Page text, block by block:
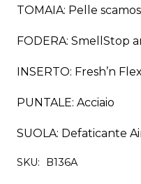
TOMAIA: Pelle
FODERA: SmellStop
INSERTO: Fresh’n Flex
PUNTALE: Acciaio
SUOLA: Defaticante
SKU: B136A